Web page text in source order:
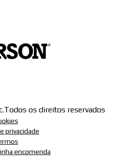
Todos os direitos reservados
privacidade
encomenda